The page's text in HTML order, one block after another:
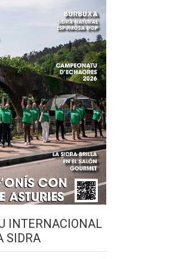
INTERNACIONAL
SIDRA